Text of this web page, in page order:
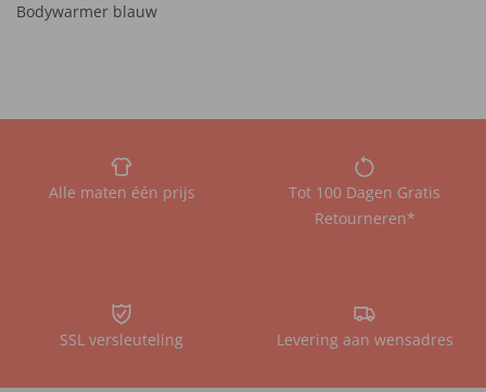
Bodywarmer blauw
Alle maten één prijs
Tot 100 Dagen Gratis
Retourneren*
SSL versleuteling Levering aan wensadres